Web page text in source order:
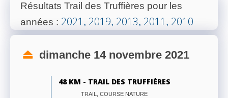
Résultats Trail des Truffières pour les
années : 2021 , 2019, 2013, 2011 , 2010
dimanche 14 novembre 2021
48 KM - TRAIL DES TRUFFIÈRES
TRAIL, COURSE NATURE